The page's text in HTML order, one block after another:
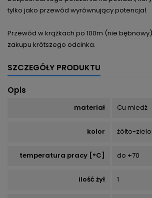
tylko jako przewód wyrównujący potencjał.
Przewód w krążkach po 100m (nie
zakupu krótszego odcinka.
SZCZEGÓŁY PRODUKTU
Opis
materiał Cu miedź
kolor żółto-
temperatura pracy [°C] do +70
ilość żył 1